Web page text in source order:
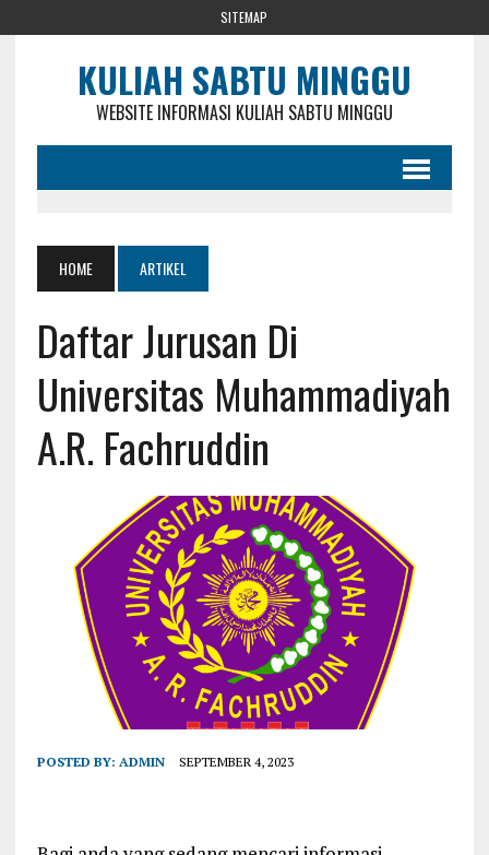
SITEMAP
KULIAH SABTU MINGGU
WEBSITE INFORMASI KULIAH SABTU MINGGU
HOME ARTIKEL
Daftar Jurusan Di
Universitas Muhammadiyah
A.R. Fachruddin
POSTED BY: ADMIN SEPTEMBER 4, 2023